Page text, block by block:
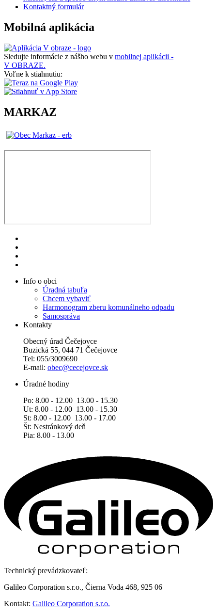
Kontaktný formulár
Mobilná aplikácia
Sledujte informácie z nášho webu v mobilnej aplikácii -
V OBRAZE.
Voľne k stiahnutiu:
MARKAZ
Info o obci
Úradná tabuľa
Chcem vybaviť
Harmonogram zberu komunálneho odpadu
Samospráva
Kontakty
Obecný úrad Čečejovce
Buzická 55, 044 71 Čečejovce
Tel: 055/3009690
E-mail: obec@cecejovce.sk
Úradné hodiny
Po: 8.00 - 12.00 13.00 - 15.30
Ut: 8.00 - 12.00 13.00 - 15.30
St: 8.00 - 12.00 13.00 - 17.00
Št: Nestránkový deň
Pia: 8.00 - 13.00
Technický prevádzkovateľ:
Galileo Corporation s.r.o., Čierna Voda 468, 925 06
Kontakt: Galileo Corporation s.r.o.